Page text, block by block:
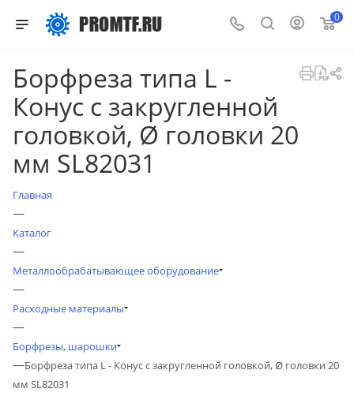
0
Борфреза типа L -
Конус с закругленной
головкой, Ø головки 20
мм SL82031
Главная
—
Каталог
—
Металлообрабатывающее оборудование
—
Расходные материалы
—
Борфрезы, шарошки
—Борфреза типа L - Конус с закругленной головкой, Ø головки 20
мм SL82031